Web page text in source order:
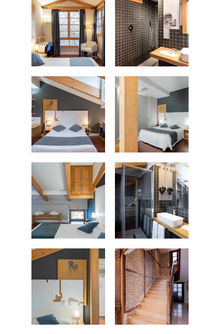
FOTOGRAFÍA
Fotografía de
Fotografía de Interiores
Vivienda
Hoteles /
Oficinas
Retail
Fotografía Residencial
Fotografía Fase de
Fotografía de Stand
VIDEO
DRON
PERSONAL
PUBLICACIONES
PRINTS
SOBRE MÍ
CONTACTO